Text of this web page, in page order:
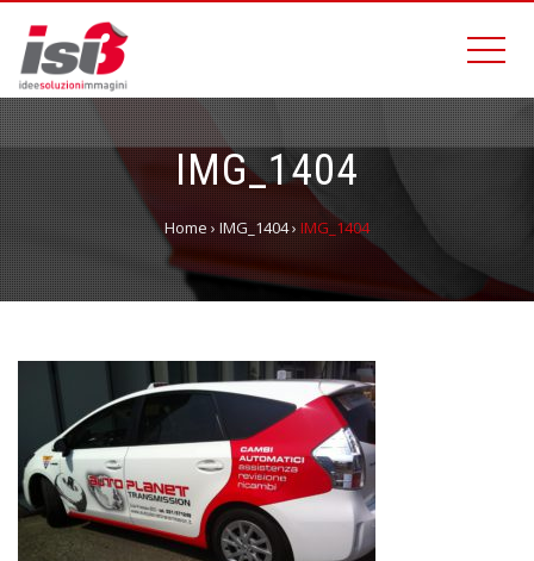
IMG_1404
Home ›IMG_1404›IMG_1404